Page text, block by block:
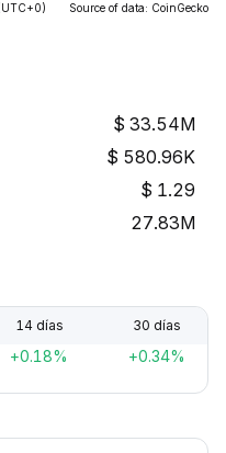
Source of data: CoinGecko
33.54M
580.96K
1.29
27.83M
14 días 30 días
+0.18% +0.34%